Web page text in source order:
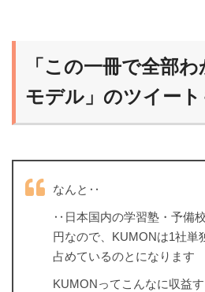
「この一冊で全部
モデル」のツイート
なんと‥
‥日本国内の学習塾・予備
円なので、KUMONは1社単
占めているのとになります
KUMONってこんなに収益